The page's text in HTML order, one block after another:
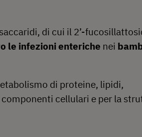
di cui il 2’-
le infezioni enteriche nei
di proteine, lipidi,
cellulari e per la